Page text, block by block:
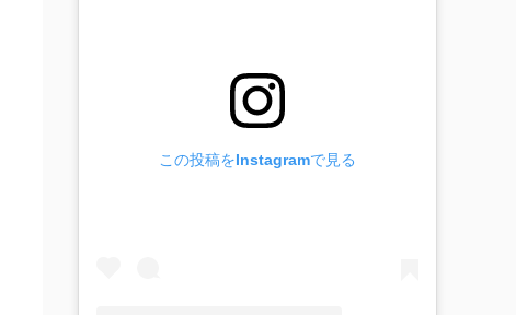
この投稿をInstagramで見る